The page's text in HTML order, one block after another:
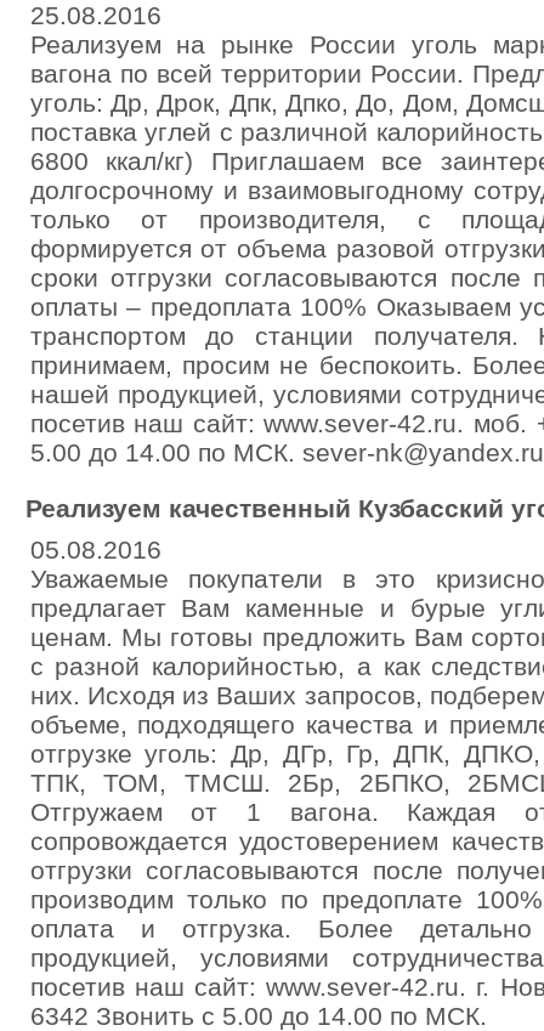
25.08.2016
Реализуем на рынке России уголь
вагона по всей территории России.
уголь: Др, Дрок, Дпк, Дпко, До, Дом,
поставка углей с различной
6800 ккал/кг) Приглашаем все
долгосрочному и взаимовыгодному
только от производителя, с
формируется от объема разовой
сроки отгрузки согласовываются после
оплаты – предоплата 100% Оказываем
транспортом до станции
принимаем, просим не беспокоить.
нашей продукцией, условиями
посетив наш сайт: www.sever-42.ru. моб.
5.00 до 14.00 по МСК. sever-nk@yandex.ru
Реализуем качественный Кузбасский
05.08.2016
Уважаемые покупатели в это
предлагает Вам каменные и бурые
ценам. Мы готовы предложить Вам
с разной калорийностью, а как
них. Исходя из Ваших запросов,
объеме, подходящего качества и
отгрузке уголь: Др, ДГр, Гр, ДПК,
ТПК, ТОМ, ТМСШ. 2Бр, 2БПКО,
Отгружаем от 1 вагона. Каждая
сопровождается удостоверением
отгрузки согласовываются после
производим только по предоплате
оплата и отгрузка. Более
продукцией, условиями
посетив наш сайт: www.sever-42.ru. г.
6342 Звонить с 5.00 до 14.00 по МСК.